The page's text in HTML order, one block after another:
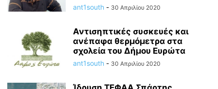
ant1south - 30 Απριλίου 2020
Αντισηπτικές συσκευές και
ανέπαφα θερμόμετρα στα
σχολεία του Δήμου Ευρώτα
ant1south - 30 Απριλίου 2020